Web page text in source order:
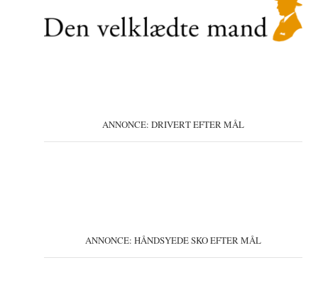
ANNONCE: DRIVERT EFTER MÅL
ANNONCE: HÅNDSYEDE SKO EFTER MÅL